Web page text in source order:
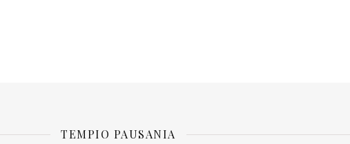
per selezionare la categoria di tuo interesse (es. contabilità, Fisco …)
TEMPIO PAUSANIA